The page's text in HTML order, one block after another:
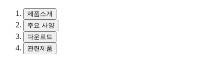
제품소개
주요 사양
다운로드
관련제품